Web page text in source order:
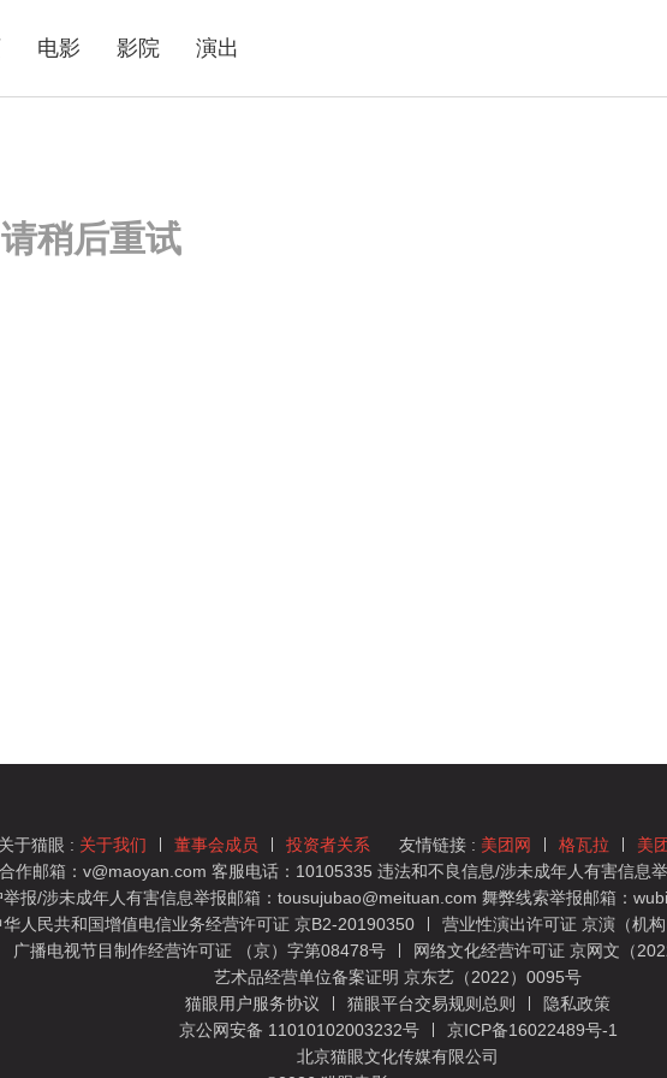
电影 影院 演出
稍后重试
关于猫眼 : 关于我们 董事会成员 投资者关系 友情链接 : 美团网 格瓦拉 美
作邮箱：v@maoyan.com 客服电话：10105335 违法和不良信息/涉未成年人有害信息
举报/涉未成年人有害信息举报邮箱：tousujubao@meituan.com 舞弊线索举报邮箱：
华人民共和国增值电信业务经营许可证 京B2-20190350
营业性演出许可证 京演（机
广播电视节目制作经营许可证 （京）字第08478号
网络文化经营许可证 京网文（
艺术品经营单位备案证明 京东艺（2022）0095号
猫眼用户服务协议
猫眼平台交易规则总则
隐私政策
京公网安备 11010102003232号
京ICP备16022489号-1
北京猫眼文化传媒有限公司